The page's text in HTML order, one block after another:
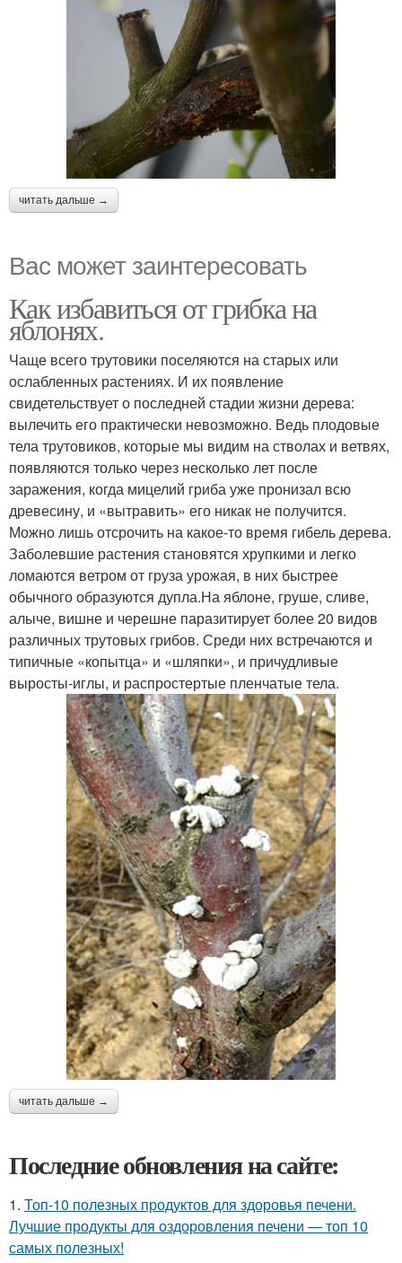
читать дальше →
Вас может заинтересовать
Как избавиться от грибка на
яблонях.
Чаще всего трутовики поселяются на старых или
ослабленных растениях. И их появление
свидетельствует о последней стадии жизни дерева:
вылечить его практически невозможно. Ведь плодовые
тела трутовиков, которые мы видим на стволах и ветвях,
появляются только через несколько лет после
заражения, когда мицелий гриба уже пронизал всю
древесину, и «вытравить» его никак не получится.
Можно лишь отсрочить на какое-то время гибель дерева.
Заболевшие растения становятся хрупкими и легко
ломаются ветром от груза урожая, в них быстрее
обычного образуются дупла.На яблоне, груше, сливе,
алыче, вишне и черешне паразитирует более 20 видов
различных трутовых грибов. Среди них встречаются и
типичные «копытца» и «шляпки», и причудливые
выросты-иглы, и распростертые пленчатые тела.
читать дальше →
Последние обновления на сайте:
1. Топ-10 полезных продуктов для здоровья печени.
Лучшие продукты для оздоровления печени — топ 10
самых полезных!